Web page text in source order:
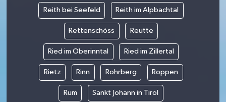
Reith bei Seefeld Reith im Alpbachtal
Rettenschöss Reutte
Ried im Oberinntal Ried im Zillertal
Rietz Rinn Rohrberg Roppen
Rum Sankt Johann in Tirol